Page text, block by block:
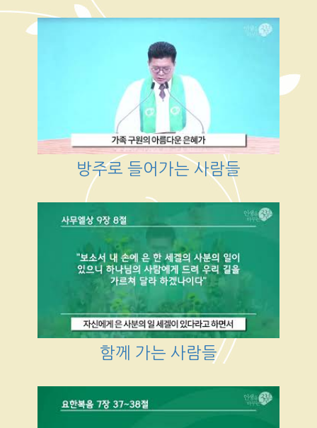
방주로 들어가는 사람들
함께 가는 사람들